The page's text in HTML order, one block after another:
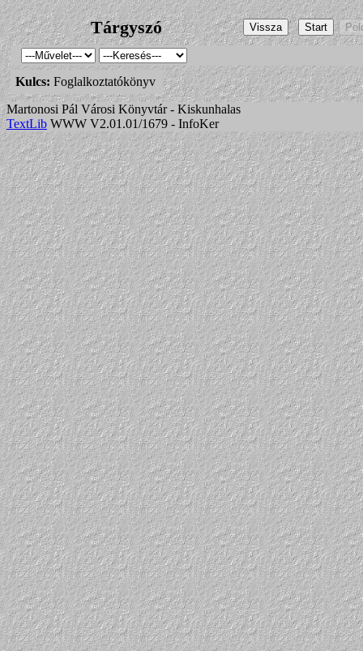
Tárgyszó
Kulcs: Foglalkoztatókönyv
Martonosi Pál Városi Könyvtár - Kiskunhalas
TextLib WWW V2.01.01/1679 - InfoKer